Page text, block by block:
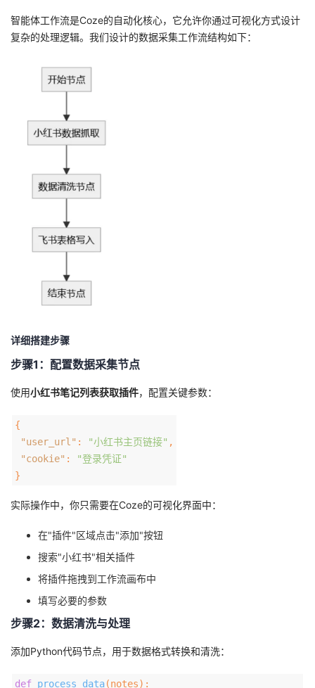
智能体工作流是Coze的自动化核心，它允许你通过可视化方式设计
复杂的处理逻辑。我们设计的数据采集工作流结构如下：
详细搭建步骤
步骤1：配置数据采集节点
使用小红书笔记列表获取插件，配置关键参数：
{
"user_url" : "小红书主页链接" ,
"cookie" :
"登录凭证"
}
实际操作中，你只需要在Coze的可视化界面中：
在"插件"区域点击"添加"按钮
搜索"小红书"相关插件
将插件拖拽到工作流画布中
填写必要的参数
步骤2：数据清洗与处理
添加Python代码节点，用于数据格式转换和清洗：
def process_data(notes) :